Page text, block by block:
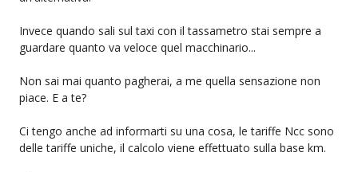
Invece quando sali sul taxi con il tassametro stai sempre a
guardare quanto va veloce quel macchinario...
Non sai mai quanto pagherai, a me quella sensazione non
piace. E a te?
Ci tengo anche ad informarti su una cosa, le tariffe Ncc sono
delle tariffe uniche, il calcolo viene effettuato sulla base km.